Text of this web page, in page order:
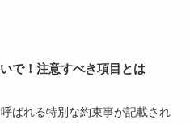
で！注意すべき項目とは
ばれる特別な約束事が記載され